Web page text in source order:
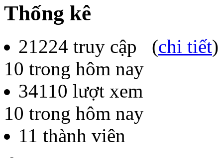
Thống kê
21224 truy cập (chi tiết)
10 trong hôm nay
34110 lượt xem
10 trong hôm nay
11 thành viên